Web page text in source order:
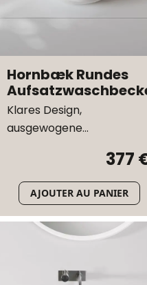
Hornbæk Rundes
Klares Design,
ausgewogene
377
AJOUTER AU PANIER